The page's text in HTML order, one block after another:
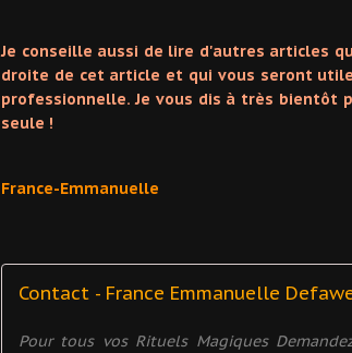
Je conseille aussi de lire d'autres articles
droite de cet article et qui vous seront
professionnelle. Je vous dis à très bientôt
seule !
France-Emmanuelle
Contact - France Emmanuelle
Pour tous vos Rituels Magiques